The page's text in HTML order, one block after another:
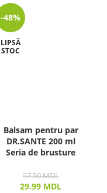
-48%
LIPSĂ
STOC
Balsam pentru par
DR.SANTE 200 ml
Seria de brusture
57.50MDL
29.99 MDL